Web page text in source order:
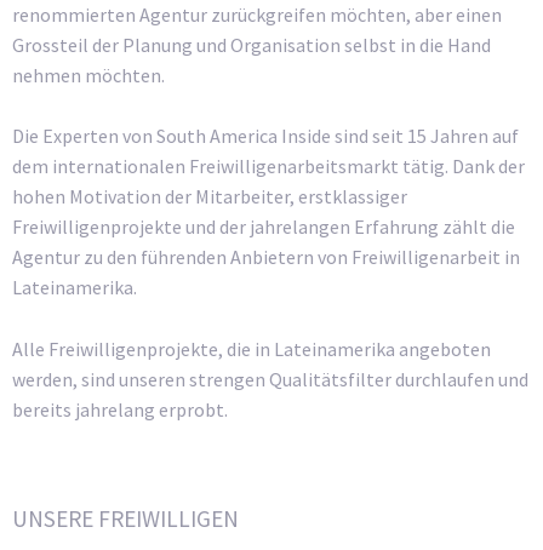
renommierten Agentur zurückgreifen möchten, aber einen
Grossteil der Planung und Organisation selbst in die Hand
nehmen möchten.
Die Experten von South America Inside sind seit 15 Jahren auf
dem internationalen Freiwilligenarbeitsmarkt tätig. Dank der
hohen Motivation der Mitarbeiter, erstklassiger
Freiwilligenprojekte und der jahrelangen Erfahrung zählt die
Agentur zu den führenden Anbietern von Freiwilligenarbeit in
Lateinamerika.
Alle Freiwilligenprojekte, die in Lateinamerika angeboten
werden, sind unseren strengen Qualitätsfilter durchlaufen und
bereits jahrelang erprobt.
UNSERE FREIWILLIGEN